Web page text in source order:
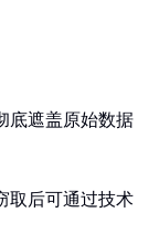
底遮盖原始数据
取后可通过技术